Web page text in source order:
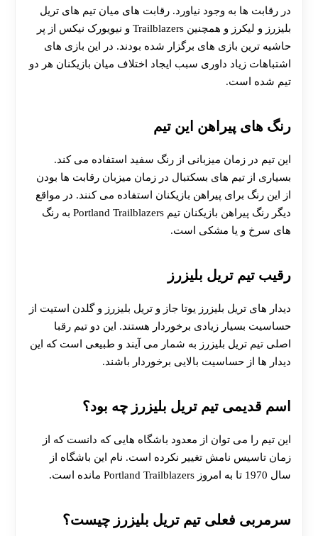
در رقابت ها به وجود نیاورد. رقابت های میان تیم های تریل
بلیزرز و لیکرز و همچنین Trailblazers و نیویورک نیکس از پر
حاشیه ترین بازی های برگزار شده بودند. در این بازی های
اشتباهات زیاد داوری سبب ایجاد اختلاف میان بازیکنان هر دو
تیم شده است.
رنگ های پیراهن این تیم
این تیم در زمان میزبانی از رنگ سفید استفاده می کند.
بسیاری از تیم های بسکتبال در زمان میزبان رقابت ها بودن
از این رنگ برای پیراهن بازیکنان استفاده می کنند. در مواقع
دیگر رنگ پیراهن بازیکنان تیم Portland Trailblazers به رنگ
های سرخ و یا مشکی است.
رقیب تیم تریل بلیزرز
دیدار های تریل بلیزرز یوتا جاز و تریل بلیزرز و گلدن استیت از
حساسیت بسیار زیادی برخوردار هستند. این دو تیم رقبا
اصلی تیم تریل بلیزرز به شمار می آیند و طبیعی است که این
دیدار ها از حساسیت بالایی برخوردار باشند.
اسم قدیمی تیم تریل بلیزرز چه بود؟
این تیم را می توان از معدود باشگاه هایی که دانست که از
زمان تاسیس نامش تغییر نکرده است. نام این باشگاه از
سال 1970 تا به امروز Portland Trailblazers مانده است.
سرمربی فعلی تیم تریل بلیزرز چیست؟